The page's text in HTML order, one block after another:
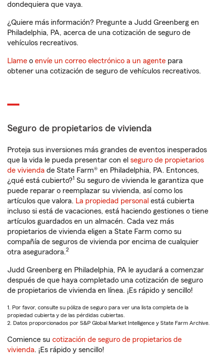
dondequiera que vaya.
¿Quiere más información? Pregunte a Judd Greenberg en
Philadelphia, PA, acerca de una cotización de seguro de
vehículos recreativos.
Llame o envíe un correo electrónico a un agente para
obtener una cotización de seguro de vehículos recreativos.
Seguro de propietarios de vivienda
Proteja sus inversiones más grandes de eventos inesperados
que la vida le pueda presentar con el seguro de propietarios
de vivienda de State Farm® en Philadelphia, PA. Entonces,
¿qué está cubierto?1 Su seguro de vivienda le garantiza que
puede reparar o reemplazar su vivienda, así como los
artículos que valora. La propiedad personal está cubierta
incluso si está de vacaciones, está haciendo gestiones o tiene
artículos guardados en un almacén. Cada vez más
propietarios de vivienda eligen a State Farm como su
compañía de seguros de vivienda por encima de cualquier
otra aseguradora.2
Judd Greenberg en Philadelphia, PA le ayudará a comenzar
después de que haya completado una cotización de seguro
de propietarios de vivienda en línea. ¡Es rápido y sencillo!
1. Por favor, consulte su póliza de seguro para ver una lista completa de la
propiedad cubierta y de las pérdidas cubiertas.
2. Datos proporcionados por S&P Global Market Intelligence y State Farm Archive.
Comience su cotización de seguro de propietarios de
vivienda. ¡Es rápido y sencillo!